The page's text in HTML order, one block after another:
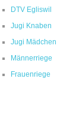
DTV Egliswil
Jugi Knaben
Jugi Mädchen
Männerriege
Frauenriege